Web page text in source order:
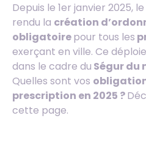
Depuis le 1er janvier 2025,
rendu la création
obligatoirepour tous les
exerçant en ville. Ce
dans le cadre du Ségur du
Quelles sont vos
prescription en 2025 ?
cette page.